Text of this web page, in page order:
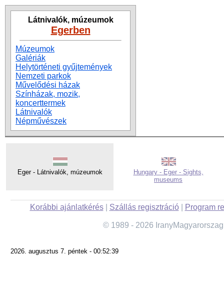
Látnivalók, múzeumok
Egerben
Múzeumok
Galériák
Helytörténeti gyűjtemények
Nemzeti parkok
Művelődési házak
Színházak, mozik,
koncerttermek
Látnivalók
Népművészek
Eger - Látnivalók, múzeumok
Hungary - Eger - Sights,
museums
Korábbi ajánlatkérés| Szállás regisztráció| Program
© 1989 - 2026
2026. augusztus 7. péntek - 00:52:39